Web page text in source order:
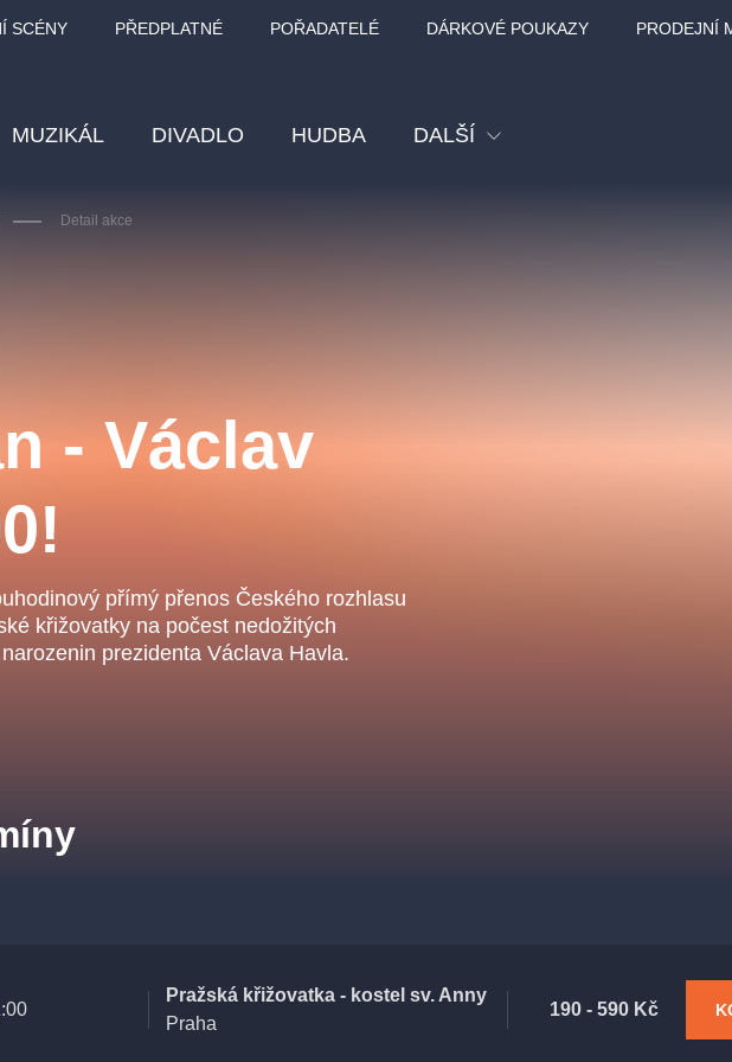
SCÉNY PŘEDPLATNÉ POŘADATELÉ DÁRKOVÉ POUKAZY PRODEJNÍ
MUZIKÁL DIVADLO HUDBA DALŠÍ
Detail akce
- Václav
přímý přenos Českého rozhlasu
křižovatky na počest nedožitých
prezidenta Václava Havla.
Pražská křižovatka - kostel sv. Anny
Praha
190 - 590 Kč
HOLKA
44, s.r.o.